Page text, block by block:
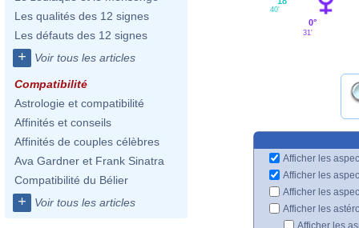
Les qualités des 12 signes
Les défauts des 12 signes
+ Voir tous les articles
Compatibilité
Astrologie et compatibilité
Affinités et conseils
Affinités de couples célèbres
Ava Gardner et Frank Sinatra
Compatibilité du Bélier
+ Voir tous les articles
40'
0°
31'
Afficher les
Afficher les
Afficher les
Afficher les
Afficher les